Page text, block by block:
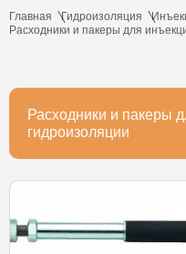
Главная Гидроизоляция
Расходники и пакеры для
Расходники и пакеры
гидроизоляции